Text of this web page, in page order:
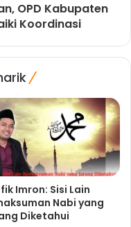
OPD Kabupaten
Koordinasi
Imron: Sisi Lain
Nabi yang
Diketahui